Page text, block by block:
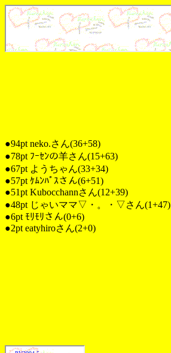
●94pt neko.さん(36+58)
●78pt ﾌｰｾﾝの羊さん(15+63)
●67pt ようちゃん(33+34)
●57pt ｹﾑﾝﾊﾟｽさん(6+51)
●51pt Kubocchannさん(12+39)
●48pt じゃいママ▽・。・▽さん(1+47)
●6pt ﾓﾘﾓﾘさん(0+6)
●2pt eatyhiroさん(2+0)